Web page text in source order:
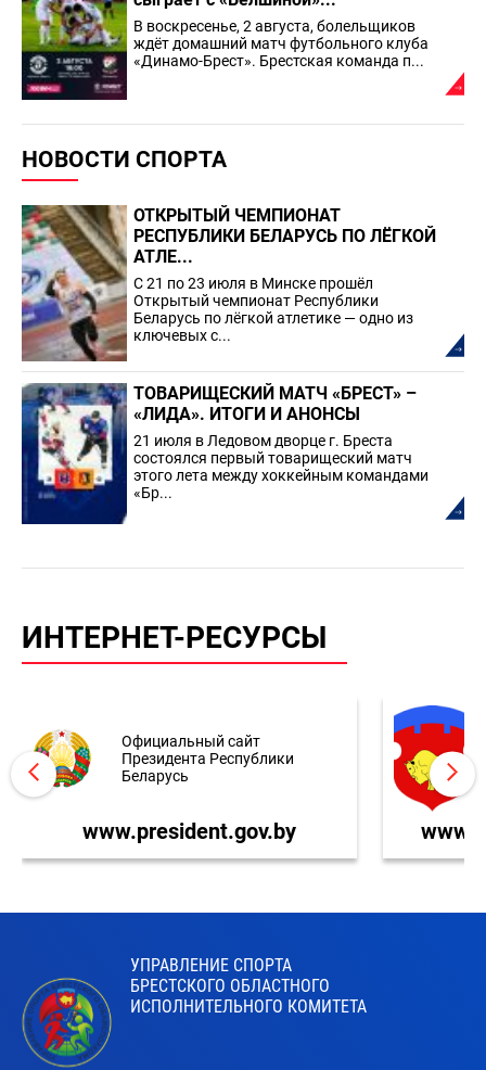
В воскресенье, 2 августа, болельщиков
ждёт домашний матч футбольного клуба
«Динамо-Брест». Брестская команда п...
НОВОСТИ СПОРТА
ОТКРЫТЫЙ ЧЕМПИОНАТ
РЕСПУБЛИКИ БЕЛАРУСЬ ПО ЛЁГКОЙ
АТЛЕ...
С 21 по 23 июля в Минске прошёл
Открытый чемпионат Республики
Беларусь по лёгкой атлетике — одно из
ключевых с...
ТОВАРИЩЕСКИЙ МАТЧ «БРЕСТ» –
«ЛИДА». ИТОГИ И АНОНСЫ
21 июля в Ледовом дворце г. Бреста
состоялся первый товарищеский матч
этого лета между хоккейным командами
«Бр...
ИНТЕРНЕТ-РЕСУРСЫ
Официальный сайт
Президента Республики
Беларусь
www.president.gov.by
УПРАВЛЕНИЕ СПОРТА
БРЕСТСКОГО ОБЛАСТНОГО
ИСПОЛНИТЕЛЬНОГО КОМИТЕТА